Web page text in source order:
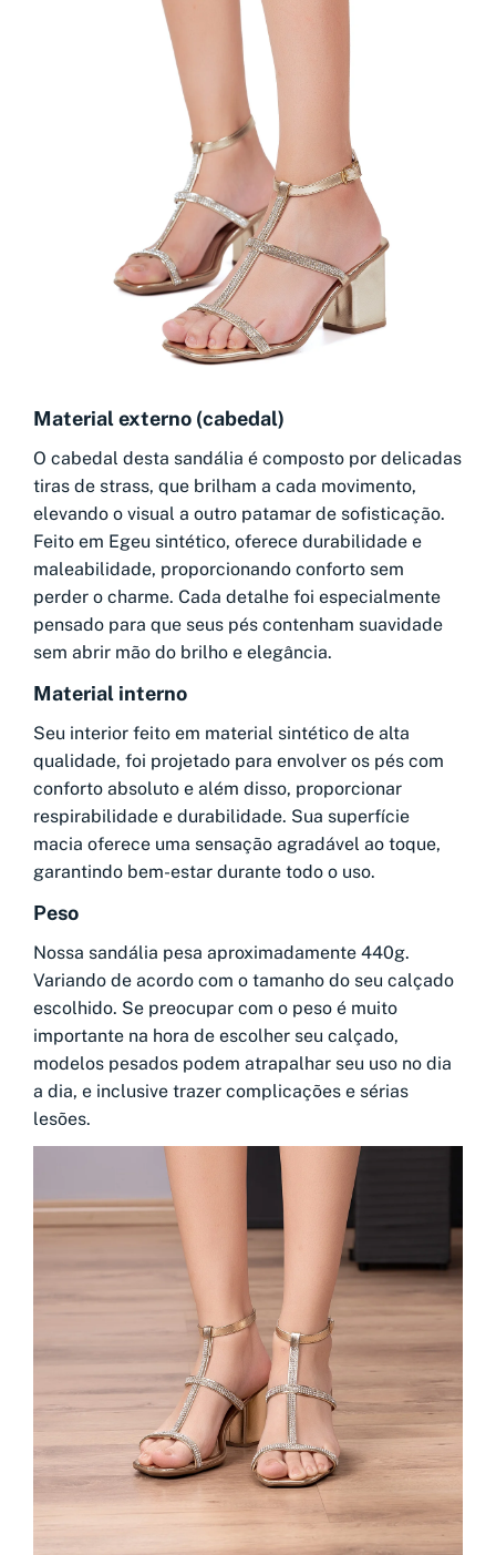
Material externo (cabedal)
O cabedal desta sandália é composto por delicadas
tiras de strass, que brilham a cada movimento,
elevando o visual a outro patamar de sofisticação.
Feito em Egeu sintético, oferece durabilidade e
maleabilidade, proporcionando conforto sem
perder o charme. Cada detalhe foi especialmente
pensado para que seus pés contenham suavidade
sem abrir mão do brilho e elegância.
Material interno
Seu interior feito em material sintético de alta
qualidade, foi projetado para envolver os pés com
conforto absoluto e além disso, proporcionar
respirabilidade e durabilidade. Sua superfície
macia oferece uma sensação agradável ao toque,
garantindo bem-estar durante todo o uso.
Peso
Nossa sandália pesa aproximadamente 440g.
Variando de acordo com o tamanho do seu calçado
escolhido. Se preocupar com o peso é muito
importante na hora de escolher seu calçado,
modelos pesados podem atrapalhar seu uso no dia
a dia, e inclusive trazer complicações e sérias
lesões.